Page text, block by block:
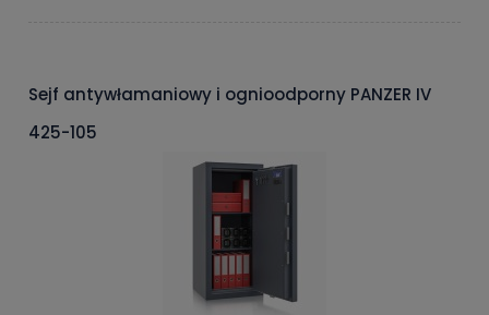
Sejf antywłamaniowy i ognioodporny PANZER IV
425-105